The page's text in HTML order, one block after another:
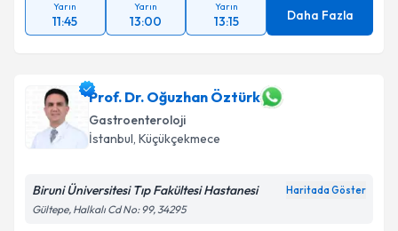
Yarın
11:45
Yarın
13:00
Yarın
13:15 Daha Fazla
Prof. Dr. Oğuzhan Öztürk
Gastroenteroloji
İstanbul, Küçükçekmece
Biruni Üniversitesi Tıp Fakültesi Hastanesi Haritada Göster
Gültepe, Halkalı Cd No: 99, 34295